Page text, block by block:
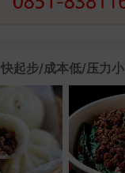
快起步/成本低/压力小